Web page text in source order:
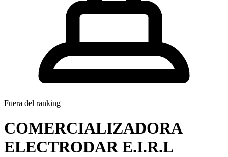
Fuera del ranking
COMERCIALIZADORA
ELECTRODAR E.I.R.L